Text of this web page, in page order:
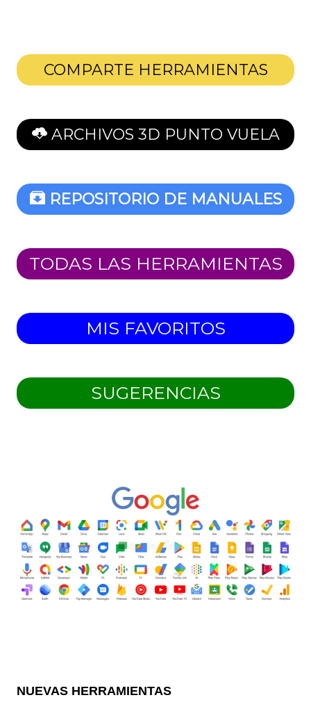
COMPARTE HERRAMIENTAS
ARCHIVOS 3D PUNTO VUELA
REPOSITORIO DE MANUALES
TODAS LAS HERRAMIENTAS
MIS FAVORITOS
SUGERENCIAS
NUEVAS HERRAMIENTAS